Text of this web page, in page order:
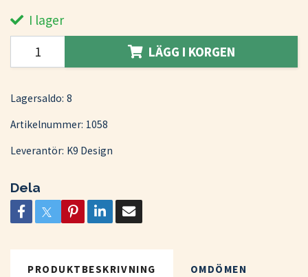
I lager
LÄGG I KORGEN
Lagersaldo: 8
Artikelnummer: 1058
Leverantör: K9 Design
Dela
PRODUKTBESKRIVNING OMDÖMEN